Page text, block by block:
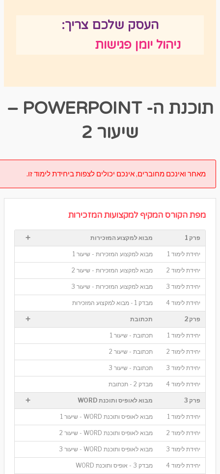
העסק שלכם צריך:
ניהול יומן פגישות
תוכנת ה- POWERPOINT –
שיעור 2
ואינכם מחוברים, אינכם יכולים לצפות ביחידת לימוד זו.
הקורס המקיף למקצועות המזכירות
מבוא למקצוע המזכירות
יחידת לימוד 1 מבוא למקצוע המזכירות - שיעור 1
יחידת לימוד 2 מבוא למקצוע המזכירות - שיעור 2
יחידת לימוד 3 מבוא למקצוע המזכירות - שיעור 3
יחידת לימוד 4 מבדק 1 - מבוא למקצוע המזכירות
תכתובת
יחידת לימוד 1 תכתובת - שיעור 1
יחידת לימוד 2 תכתובת - שיעור 2
יחידת לימוד 3 תכתובת - שיעור 3
יחידת לימוד 4 מבדק 2 - תכתובת
מבוא לאופיס ותוכנת WORD
יחידת לימוד 1 מבוא לאופיס ותוכנת WORD - שיעור 1
יחידת לימוד 2 מבוא לאופיס ותוכנת WORD - שיעור 2
יחידת לימוד 3 מבוא לאופיס ותוכנת WORD - שיעור 3
יחידת לימוד 4 מבדק 3 - אופיס ותוכנת WORD